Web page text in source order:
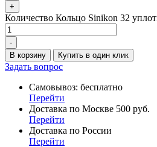
+
Количество Кольцо Sinikon 32
-
В корзину
Купить в один клик
Задать вопрос
Самовывоз: бесплатно
Перейти
Доставка по Москве 500 руб.
Перейти
Доставка по России
Перейти